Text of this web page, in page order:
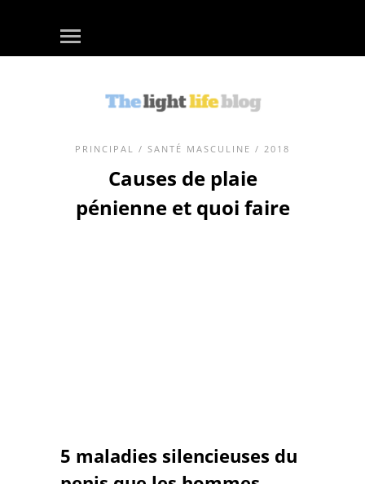
PRINCIPAL / SANTÉ MASCULINE / 2018
Causes de plaie
pénienne et quoi faire
5 maladies silencieuses du